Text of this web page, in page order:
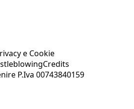
e Cookie
Credits
P.Iva 00743840159